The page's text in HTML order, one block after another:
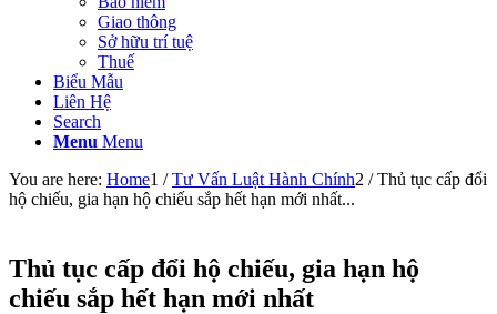
Giao thông
Sở hữu trí tuệ
Thuế
Biểu Mẫu
Liên Hệ
Search
Menu Menu
You are here: Home1 / Tư Vấn Luật Hành Chính2 / Thủ tục cấp đổi
hộ chiếu, gia hạn hộ chiếu sắp hết hạn mới nhất...
Thủ tục cấp đổi hộ chiếu, gia hạn hộ
chiếu sắp hết hạn mới nhất